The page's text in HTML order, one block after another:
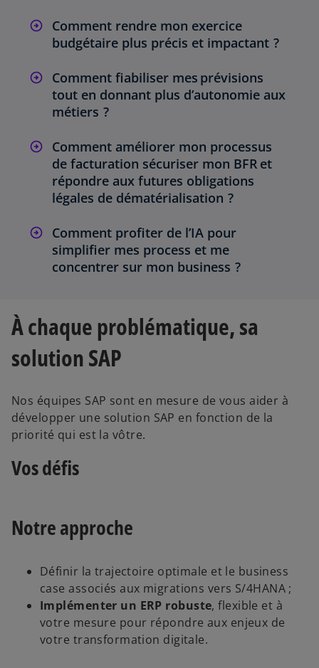
Comment rendre mon exercice
budgétaire plus précis et impactant ?
Comment fiabiliser mes prévisions
tout en donnant plus d’autonomie aux
métiers ?
Comment améliorer mon processus
de facturation sécuriser mon BFR et
répondre aux futures obligations
légales de dématérialisation ?
Comment profiter de l’IA pour
simplifier mes process et me
concentrer sur mon business ?
À chaque problématique, sa
solution SAP
Nos équipes SAP sont en mesure de vous aider à
développer une solution SAP en fonction de la
priorité qui est la vôtre.
Vos défis
Notre approche
Définir la trajectoire optimale et le business
case associés aux migrations vers S/4HANA ;
Implémenter un ERP robuste, flexible et à
votre mesure pour répondre aux enjeux de
votre transformation digitale.